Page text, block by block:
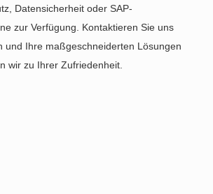
Datensicherheit oder SAP-
zur Verfügung. Kontaktieren Sie uns
und Ihre maßgeschneiderten Lösungen
wir zu Ihrer Zufriedenheit.